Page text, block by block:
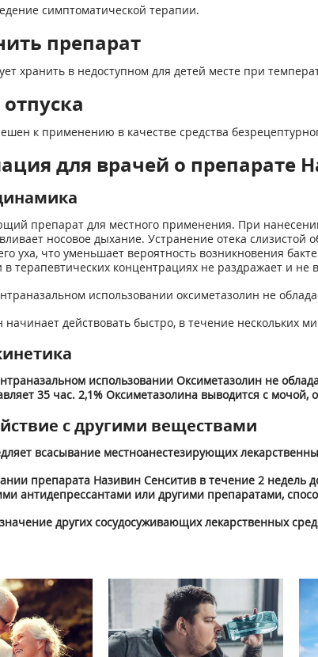
симптоматической терапии.
препарат
хранить в недоступном для детей месте при
к применению в качестве средства
для врачей о препарате
препарат для местного применения. При
носовое дыхание. Устранение отека
уха, что уменьшает вероятность возникновения
в терапевтических концентрациях не раздражает и
использовании оксиметазолин не
начинает действовать быстро, в течение нескольких
использовании Оксиметазолин не
35 час. 2,1% Оксиметазолина выводится с мочой,
с другими веществами
всасывание местноанестезирующих
препарата Називин Сенситив в течение 2
антидепрессантами или другими препаратами,
других сосудосуживающих лекарственных